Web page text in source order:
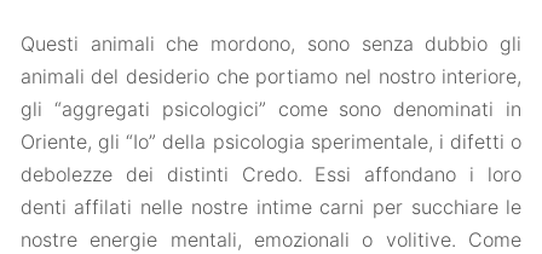
Questi animali che mordono, sono senza dubbio gli
animali del desiderio che portiamo nel nostro interiore,
gli “aggregati psicologici” come sono denominati in
Oriente, gli “Io” della psicologia sperimentale, i difetti o
debolezze dei distinti Credo. Essi affondano i loro
denti affilati nelle nostre intime carni per succhiare le
nostre energie mentali, emozionali o volitive. Come